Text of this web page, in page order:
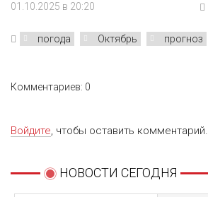
01.10.2025 в 20:20
погода Октябрь прогноз
Комментариев: 0
Войдите, чтобы оставить комментарий.
НОВОСТИ СЕГОДНЯ